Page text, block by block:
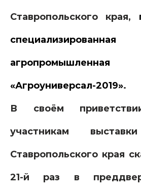
Ставропольского края,
специализированная
«Агроуниверсал-2019».
В своём
участникам
Ставропольского края
21-й раз в